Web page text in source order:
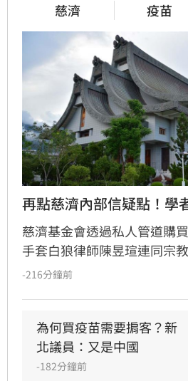
慈濟 疫苗
再點慈濟內部信疑點！學
慈濟基金會透過私人管道購
手套白狼律師陳昱瑄連同宗
元，案情曝光後引發社會熱
釋都暴露更多疑點，「慈濟
職」。他還指出其中一段關
容根本不是事實，「我不知
-216分鐘前
為何買疫苗需要掮客？新
北議員：又是中國
-182分鐘前